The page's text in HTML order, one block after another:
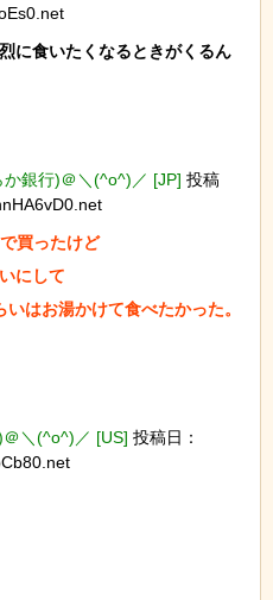
に食いたくなるときがくるん
銀行)＠＼(^o^)／ [JP] 投稿
買ったけど
にして
はお湯かけて食べたかった。
＼(^o^)／ [US] 投稿日：